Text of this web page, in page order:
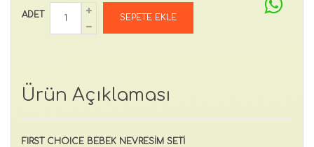
ADET
Ürün Açıklaması
FIRST CHOICE BEBEK NEVRESİM SETİ